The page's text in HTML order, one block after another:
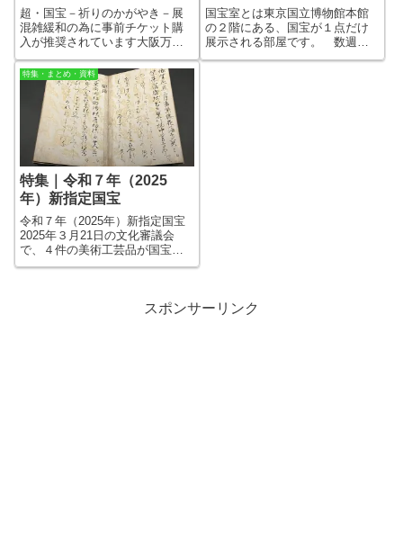
6/15［奈良］
超・国宝－祈りのかがやき－展
混雑緩和の為に事前チケット購
入が推奨されています大阪万博
の開幕にあわせるように、関西
では大規模な展覧会があちこち
で開かれています。 奈良国立
博物館でも110件の国宝と20件の
重要文化財を集めた「超・国
宝」展が開か...
国宝室とは東京国立博物館本館
の２階にある、国宝が１点だけ
展示される部屋です。 数週間
～１ヶ月ほどで展示替えがあ
特集・まとめ・資料
特集｜令和７年（2025
年）新指定国宝
令和７年（2025年）新指定国宝
2025年３月21日の文化審議会
で、４件の美術工芸品が国宝
に、42件の美術工芸品が重要文
重要文化財に指定されるのは、スポンサーリンク